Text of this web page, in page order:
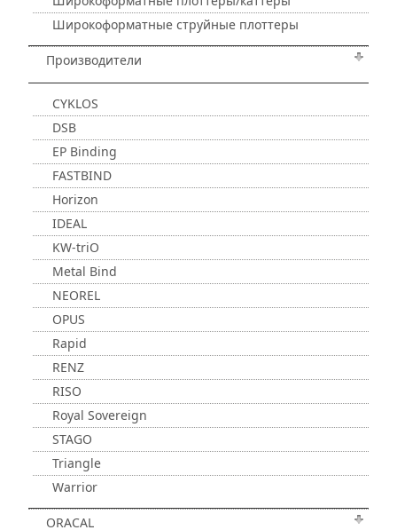
Широкоформатные струйные плоттеры
Производители
CYKLOS
DSB
EP Binding
FASTBIND
Horizon
IDEAL
KW-triO
Metal Bind
NEOREL
OPUS
Rapid
RENZ
RISO
Royal Sovereign
STAGO
Triangle
Warrior
ORACAL